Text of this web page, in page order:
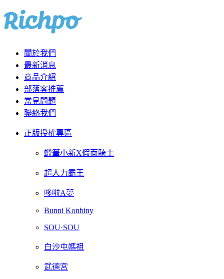
關於我們
最新消息
商品介紹
部落客推薦
常見問題
聯絡我們
正版授權專區
蠟筆小新X假面騎士
超人力霸王
哆啦A夢
Bunni Konbiny
SOU·SOU
白沙屯媽祖
武德宮